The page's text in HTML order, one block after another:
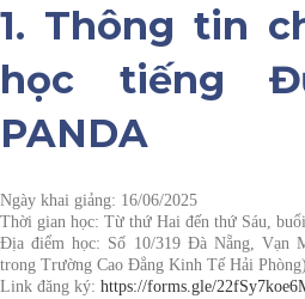
1. Thông tin
học tiếng
PANDA
Ngày khai giảng: 16/06/2025
Thời gian học: Từ thứ Hai đến thứ Sáu,
Địa điểm học: Số 10/319 Đà Nẵng, Vạn
trong Trường Cao Đẳng Kinh Tế Hải Phòng)
Link đăng ký: https://forms.gle/